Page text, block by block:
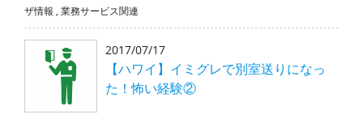
ザ情報 , 業務サービス関連
2017/07/17
【ハワイ】イミグレで別室送りになっ
た！怖い経験②